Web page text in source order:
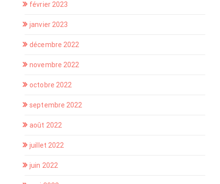
février 2023
janvier 2023
décembre 2022
novembre 2022
octobre 2022
septembre 2022
août 2022
juillet 2022
juin 2022